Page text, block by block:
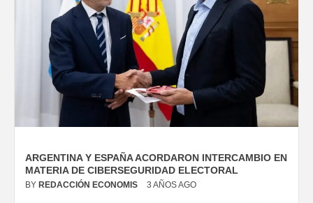
ARGENTINA Y ESPAÑA ACORDARON INTERCAMBIO EN
MATERIA DE CIBERSEGURIDAD ELECTORAL
BY REDACCIÓN ECONOMIS 3 AÑOS AGO